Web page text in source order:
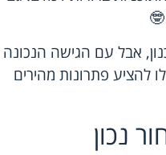
אבל עם הגישה הנכונה
להציע פתרונות מהירים
נכון